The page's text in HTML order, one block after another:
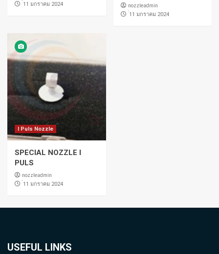
่11 มกราคม 2024 nozzleadmin
่11 มกราคม 2024
I Puls Nozzle
SPECIAL NOZZLE I
PULS
nozzleadmin
่11 มกราคม 2024
USEFUL LINKS